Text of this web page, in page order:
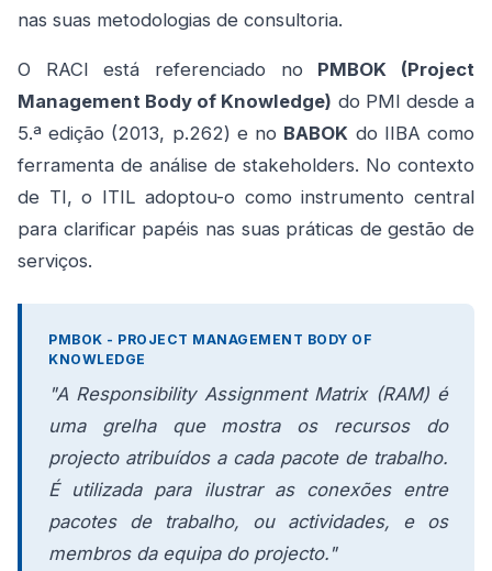
nas suas metodologias de consultoria.
O RACI está referenciado no PMBOK (Project
Management Body of Knowledge) do PMI desde a
5.ª edição (2013, p.262) e no BABOK do IIBA como
ferramenta de análise de stakeholders. No contexto
de TI, o ITIL adoptou-o como instrumento central
para clarificar papéis nas suas práticas de gestão de
serviços.
PMBOK - PROJECT MANAGEMENT BODY OF
KNOWLEDGE
"A Responsibility Assignment Matrix (RAM) é
uma grelha que mostra os recursos do
projecto atribuídos a cada pacote de trabalho.
É utilizada para ilustrar as conexões entre
pacotes de trabalho, ou actividades, e os
membros da equipa do projecto."